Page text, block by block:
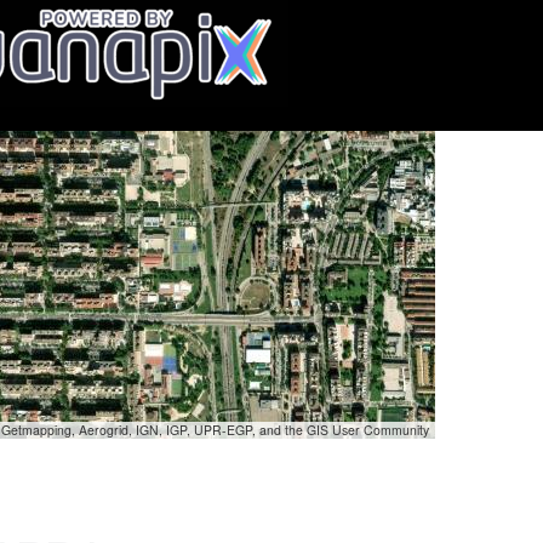
Aerogrid, IGN, IGP, UPR-EGP, and the GIS User Community